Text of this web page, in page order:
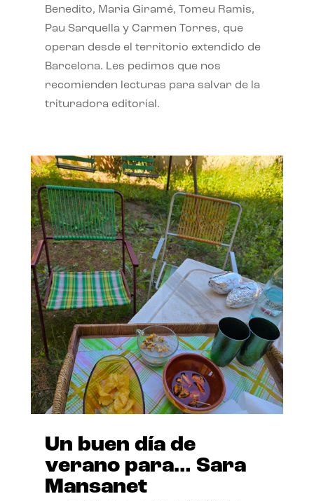
Benedito, Maria Giramé, Tomeu Ramis,
Pau Sarquella y Carmen Torres, que
operan desde el territorio extendido de
Barcelona. Les pedimos que nos
recomienden lecturas para salvar de la
trituradora editorial.
Un buen día de
verano para… Sara
Mansanet